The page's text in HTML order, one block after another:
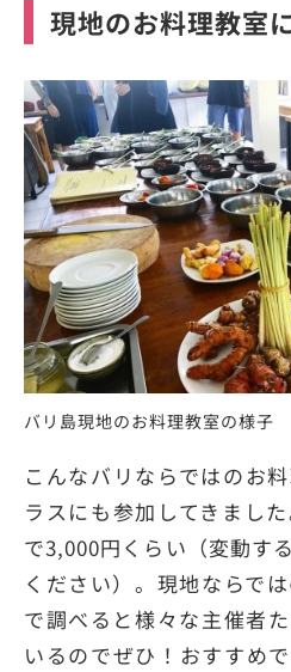
現地のお料理教室
バリ島現地のお料理教室の様子
こんなバリならではのお
ラスにも参加してきまし
で3,000円くらい（変動す
ください）。現地ならで
で調べると様々な主催者
いるのでぜひ！おすすめ